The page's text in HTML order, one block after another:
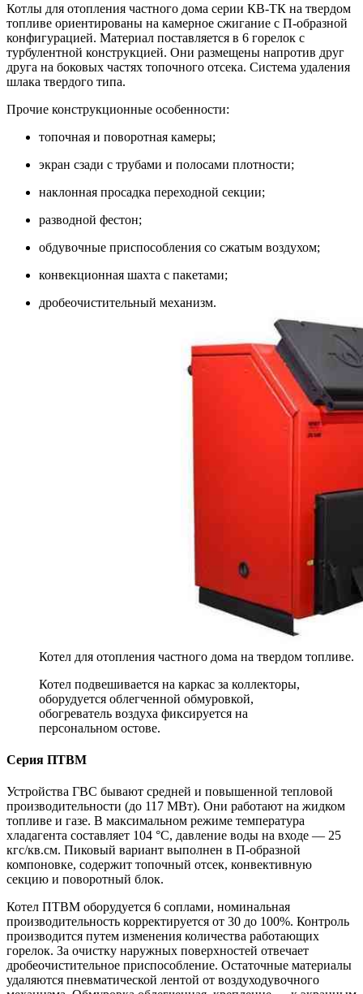
Котлы для отопления частного дома серии КВ-ТК на твердом
топливе ориентированы на камерное сжигание с П-образной
конфигурацией. Материал поставляется в 6 горелок с
турбулентной конструкцией. Они размещены напротив друг
друга на боковых частях топочного отсека. Система удаления
шлака твердого типа.
Прочие конструкционные особенности:
топочная и поворотная камеры;
экран сзади с трубами и полосами плотности;
наклонная просадка переходной секции;
разводной фестон;
обдувочные приспособления со сжатым воздухом;
конвекционная шахта с пакетами;
дробеочистительный механизм.
Котел для отопления частного дома на твердом топливе.
Котел подвешивается на каркас за коллекторы,
оборудуется облегченной обмуровкой,
обогреватель воздуха фиксируется на
персональном остове.
Серия ПТВМ
Устройства ГВС бывают средней и повышенной тепловой
производительности (до 117 МВт). Они работают на жидком
топливе и газе. В максимальном режиме температура
хладагента составляет 104 °C, давление воды на входе — 25
кгс/кв.см. Пиковый вариант выполнен в П-образной
компоновке, содержит топочный отсек, конвективную
секцию и поворотный блок.
Котел ПТВМ оборудуется 6 соплами, номинальная
производительность корректируется от 30 до 100%. Контроль
производится путем изменения количества работающих
горелок. За очистку наружных поверхностей отвечает
дробеочистительное приспособление. Остаточные материалы
удаляются пневматической лентой от воздуходувочного